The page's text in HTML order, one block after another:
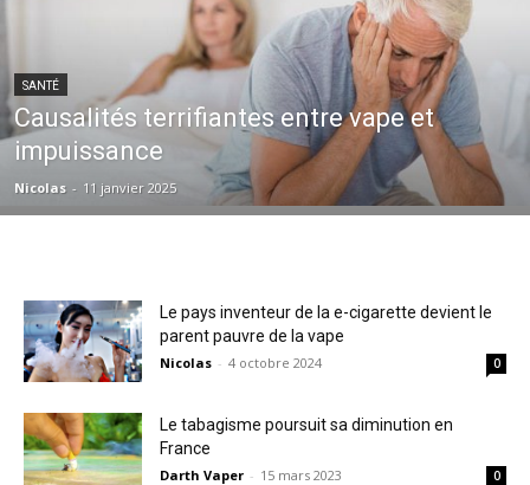
SANTÉ
Causalités terrifiantes entre vape et
impuissance
Nicolas - 11 janvier 2025
Le pays inventeur de la e-cigarette devient le
parent pauvre de la vape
Nicolas - 4 octobre 2024 0
Le tabagisme poursuit sa diminution en
France
Darth Vaper - 15 mars 2023 0